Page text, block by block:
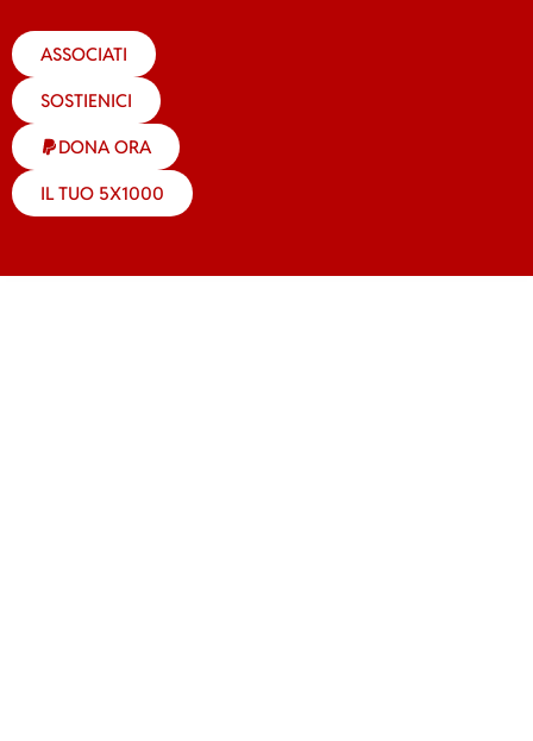
ASSOCIATI
SOSTIENICI
DONA ORA
IL TUO 5X1000